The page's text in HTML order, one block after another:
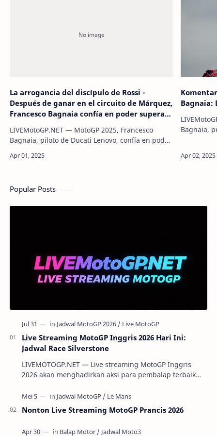
La arrogancia del discípulo de Rossi -
Después de ganar en el circuito de Márquez,
Francesco Bagnaia confía en poder superar
LIVEMotoGP.NET — MotoGP 2025, Francesco
Bagnaia, piloto de Ducati Lenovo, confía en poder
2025. La confianza de Bagnaia surgió de…
Bagnaia:
Bagnaia,
Bagnaia,
Popular Posts
Live Streaming MotoGP Inggris 2026 Hari Ini:
Jadwal Race Silverstone
LIVEMOTOGP.NET — Live streaming MotoGP Inggris
2026 akan menghadirkan aksi para pembalap terbaik
Nonton Live Streaming MotoGP Prancis 2026